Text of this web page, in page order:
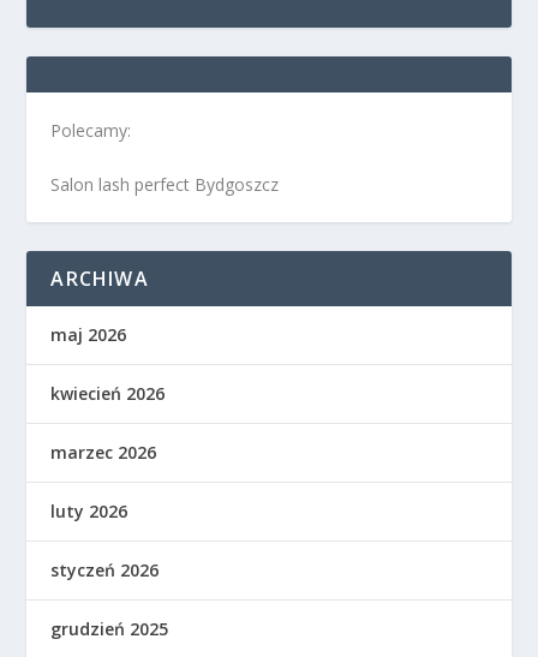
Polecamy:
Salon lash perfect Bydgoszcz
ARCHIWA
maj 2026
kwiecień 2026
marzec 2026
luty 2026
styczeń 2026
grudzień 2025